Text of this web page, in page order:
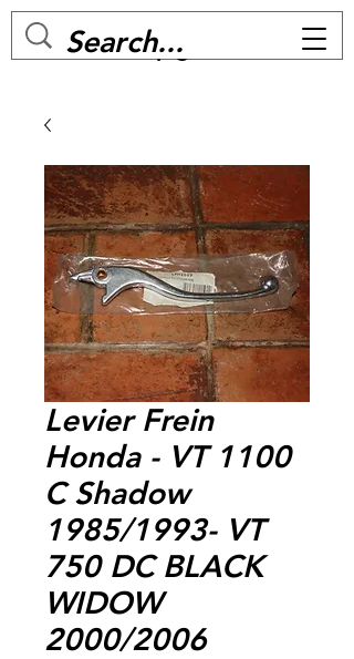
MC BIKE Perpignan
Levier Frein
Honda - VT 1100
C Shadow
1985/1993- VT
750 DC BLACK
WIDOW
2000/2006